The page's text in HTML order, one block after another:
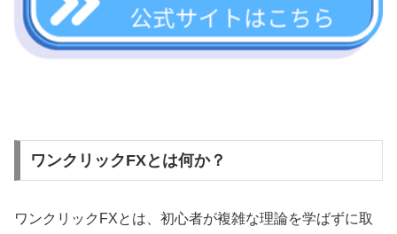
ワンクリックFXとは何か？
ワンクリックFXとは、初心者が複雑な理論を学ばずに取